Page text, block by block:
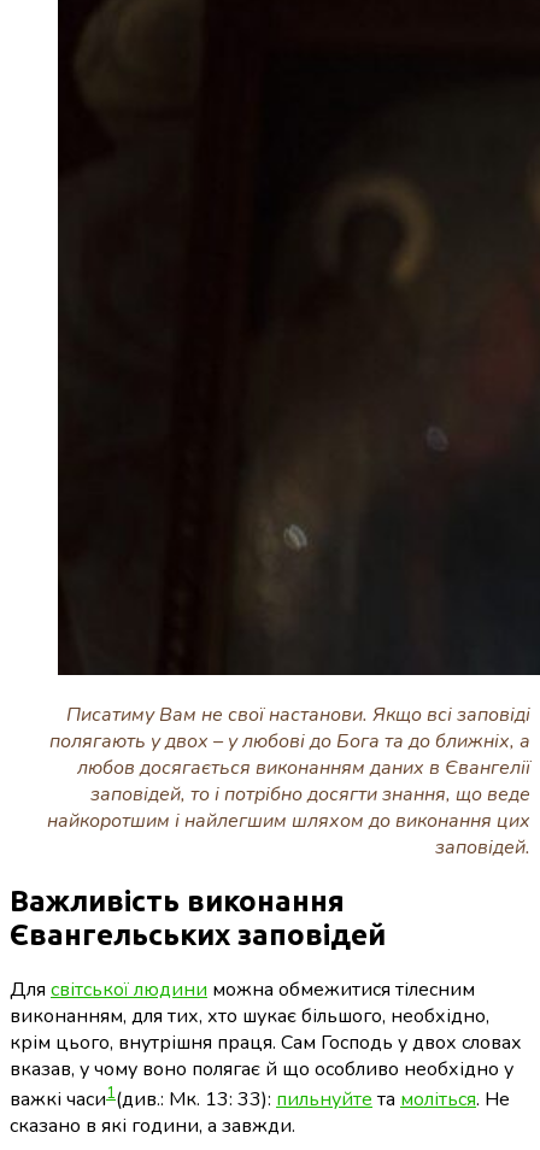
Писатиму Вам не свої настанови. Якщо всі заповіді
полягають у двох – у любові до Бога та до ближніх, а
любов досягається виконанням даних в Євангелії
заповідей, то і потрібно досягти знання, що веде
найкоротшим і найлегшим шляхом до виконання цих
заповідей.
Важливість виконання
Євангельських заповідей
Для світської людини можна обмежитися тілесним
виконанням, для тих, хто шукає більшого, необхідно,
крім цього, внутрішня праця. Сам Господь у двох словах
вказав, у чому воно полягає й що особливо необхідно у
важкі часи1(див.: Мк. 13: 33): пильнуйте та моліться. Не
сказано в які години, а завжди.